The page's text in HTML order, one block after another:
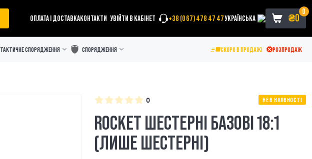
ОПЛАТА І ДОСТАВКАКОНТАКТИ УВІЙТИ В КАБІНЕТ +38 (067) 478 47 47УКРАЇНСЬКА
0
₴0
ТАКТИЧНЕ СПОРЯДЖЕННЯ СПОРЯДЖЕННЯ СКОРО В ПРОДАЖІ РОЗПРОДАЖ
0 НЕ В НАЯВНОСТІ
ROCKET ШЕСТЕРНІ БАЗОВІ 18:1
(ЛИШЕ ШЕСТЕРНІ)